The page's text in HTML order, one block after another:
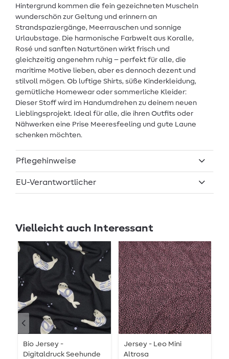
Hintergrund kommen die fein gezeichneten Muscheln
wunderschön zur Geltung und erinnern an
Strandspaziergänge, Meerrauschen und sonnige
Urlaubstage. Die harmonische Farbwelt aus Koralle,
Rosé und sanften Naturtönen wirkt frisch und
gleichzeitig angenehm ruhig – perfekt für alle, die
maritime Motive lieben, aber es dennoch dezent und
stilvoll mögen. Ob luftige Shirts, süße Kinderkleidung,
gemütliche Homewear oder sommerliche Kleider:
Dieser Stoff wird im Handumdrehen zu deinem neuen
Lieblingsprojekt. Ideal für alle, die ihren Outfits oder
Nähwerken eine Prise Meeresfeeling und gute Laune
schenken möchten.
Pflegehinweise
EU-Verantwortlicher
Vielleicht auch Interessant
Bio Jersey -
Digitaldruck Seehunde
Jersey - Leo Mini
Altrosa